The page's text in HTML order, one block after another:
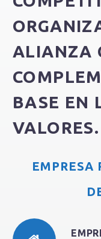
ALIANZA
BASE EN
VALORES.
EMPRESA